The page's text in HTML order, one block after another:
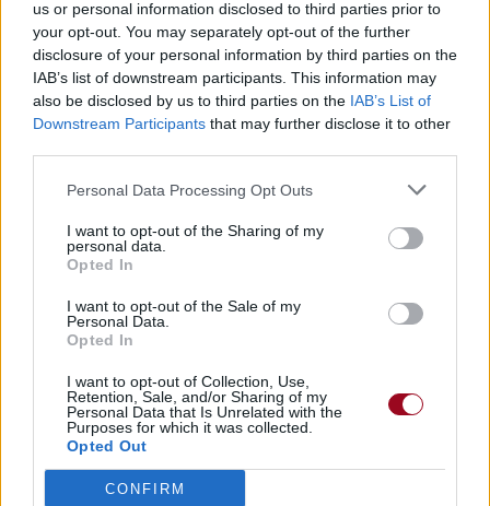
us or personal information disclosed to third parties prior to
your opt-out. You may separately opt-out of the further
disclosure of your personal information by third parties on the
IAB’s list of downstream participants. This information may
also be disclosed by us to third parties on the IAB’s List of
Downstream Participants that may further disclose it to other
Personal Data Processing Opt Outs
I want to opt-out of the Sharing of my
personal data.
Opted In
I want to opt-out of the Sale of my
Personal Data.
Opted In
I want to opt-out of Collection, Use,
Retention, Sale, and/or Sharing of my
Personal Data that Is Unrelated with the
Purposes for which it was collected.
Opted Out
CONFIRM
Vous aimez chanter, apprenez la guitare chez
Télécharger légalement les MP3 sur
Télécharger légalement les MP3 ou trouver le CD sur
Trouver des vinyles et des CD sur
Trouver un instrument de musique ou une partition au
meilleur prix sur
Paroles + Traduction Téléchargement
Vidéos
Commentaires
Voir la vidéo de «Better »